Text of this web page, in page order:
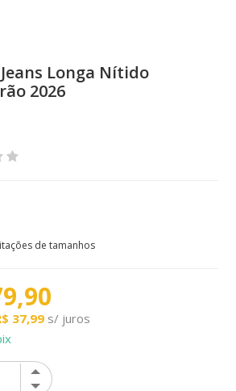
Longa Nítido
2026
de tamanhos
37,99 s/ juros